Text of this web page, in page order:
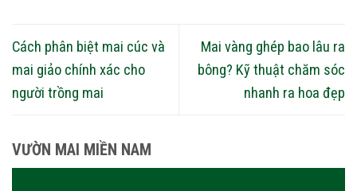
Cách phân biệt mai cúc và
mai giảo chính xác cho
người trồng mai
Mai vàng ghép bao lâu ra
bông? Kỹ thuật chăm sóc
nhanh ra hoa đẹp
VƯỜN MAI MIỀN NAM